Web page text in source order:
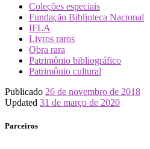
Coleções especiais
Fundação Biblioteca Nacional
IFLA
Livros raros
Obra rara
Patrimônio bibliográfico
Patrimônio cultural
Publicado 26 de novembro de 2018
Updated 31 de março de 2020
Parceiros